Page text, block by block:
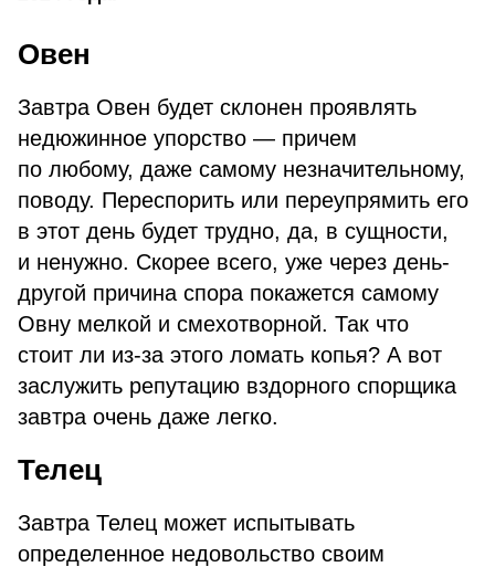
Овен
Завтра Овен будет склонен проявлять
недюжинное упорство — причем
по любому, даже самому незначительному,
поводу. Переспорить или переупрямить его
в этот день будет трудно, да, в сущности,
и ненужно. Скорее всего, уже через день-
другой причина спора покажется самому
Овну мелкой и смехотворной. Так что
стоит ли из-за этого ломать копья? А вот
заслужить репутацию вздорного спорщика
завтра очень даже легко.
Телец
Завтра Телец может испытывать
определенное недовольство своим